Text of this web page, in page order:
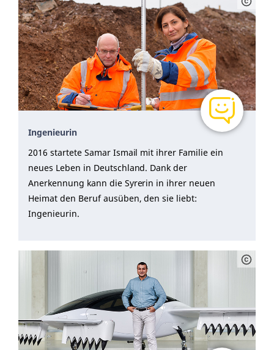
Ingenieurin
2016 startete Samar Ismail mit ihrer Familie ein
neues Leben in Deutschland. Dank der
Anerkennung kann die Syrerin in ihrer neuen
Heimat den Beruf ausüben, den sie liebt:
Ingenieurin.